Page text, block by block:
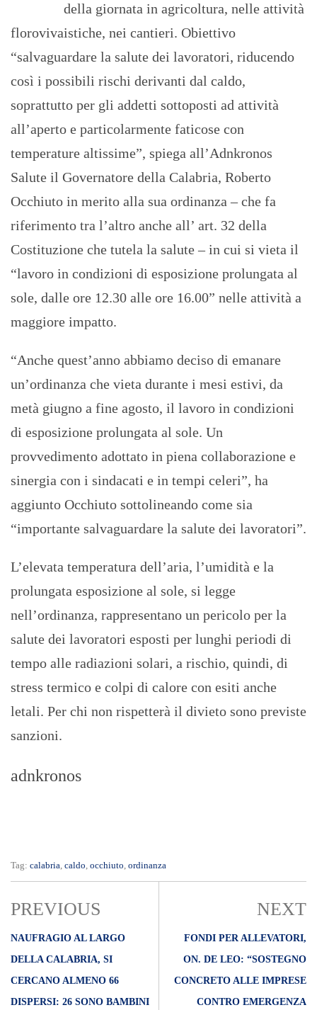
della giornata in agricoltura, nelle attività
florovivaistiche, nei cantieri. Obiettivo
“salvaguardare la salute dei lavoratori, riducendo
così i possibili rischi derivanti dal caldo,
soprattutto per gli addetti sottoposti ad attività
all’aperto e particolarmente faticose con
temperature altissime”, spiega all’Adnkronos
Salute il Governatore della Calabria, Roberto
Occhiuto in merito alla sua ordinanza – che fa
riferimento tra l’altro anche all’ art. 32 della
Costituzione che tutela la salute – in cui si vieta il
“lavoro in condizioni di esposizione prolungata al
sole, dalle ore 12.30 alle ore 16.00” nelle attività a
maggiore impatto.
“Anche quest’anno abbiamo deciso di emanare
un’ordinanza che vieta durante i mesi estivi, da
metà giugno a fine agosto, il lavoro in condizioni
di esposizione prolungata al sole. Un
provvedimento adottato in piena collaborazione e
sinergia con i sindacati e in tempi celeri”, ha
aggiunto Occhiuto sottolineando come sia
“importante salvaguardare la salute dei lavoratori”.
L’elevata temperatura dell’aria, l’umidità e la
prolungata esposizione al sole, si legge
nell’ordinanza, rappresentano un pericolo per la
salute dei lavoratori esposti per lunghi periodi di
tempo alle radiazioni solari, a rischio, quindi, di
stress termico e colpi di calore con esiti anche
letali. Per chi non rispetterà il divieto sono previste
sanzioni.
adnkronos
Tag: calabria, caldo, occhiuto, ordinanza
PREVIOUS
NAUFRAGIO AL LARGO
DELLA CALABRIA, SI
CERCANO ALMENO 66
DISPERSI: 26 SONO BAMBINI
NEXT
FONDI PER ALLEVATORI,
ON. DE LEO: “SOSTEGNO
CONCRETO ALLE IMPRESE
CONTRO EMERGENZA